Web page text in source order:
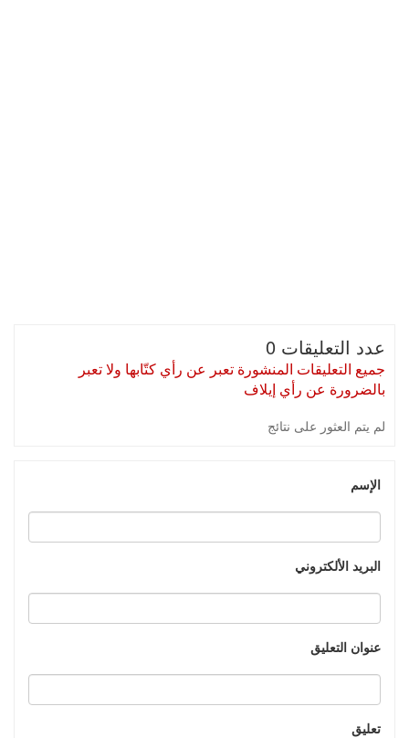
عدد التعليقات 0
جميع التعليقات المنشورة تعبر عن رأي كتّابها ولا تعبر
بالضرورة عن رأي إيلاف
لم يتم العثور على نتائج
الإسم
البريد الألكتروني
عنوان التعليق
تعليق